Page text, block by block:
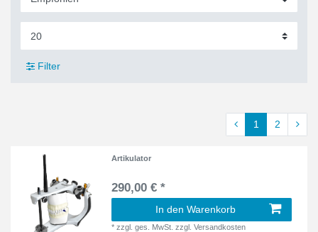
Filter
1 2
Artikulator
290,00 € *
In den Warenkorb
*zzgl. ges. MwSt. zzgl.Versandkosten